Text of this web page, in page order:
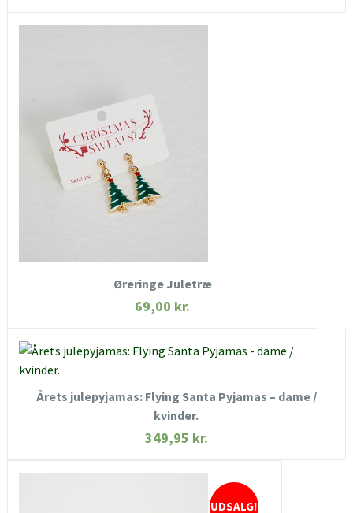
SE MERE
Øreringe Juletræ
69,00 kr.
HURTIGT KIG
SE MERE
KØB NU
Årets julepyjamas: Flying Santa Pyjamas – dame /
kvinder.
349,95 kr.
UDSALG!